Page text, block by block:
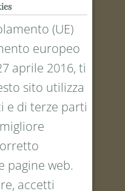
(UE)
europeo
aprile 2016, ti
sito utilizza
e di terze parti
pagine web.
accetti